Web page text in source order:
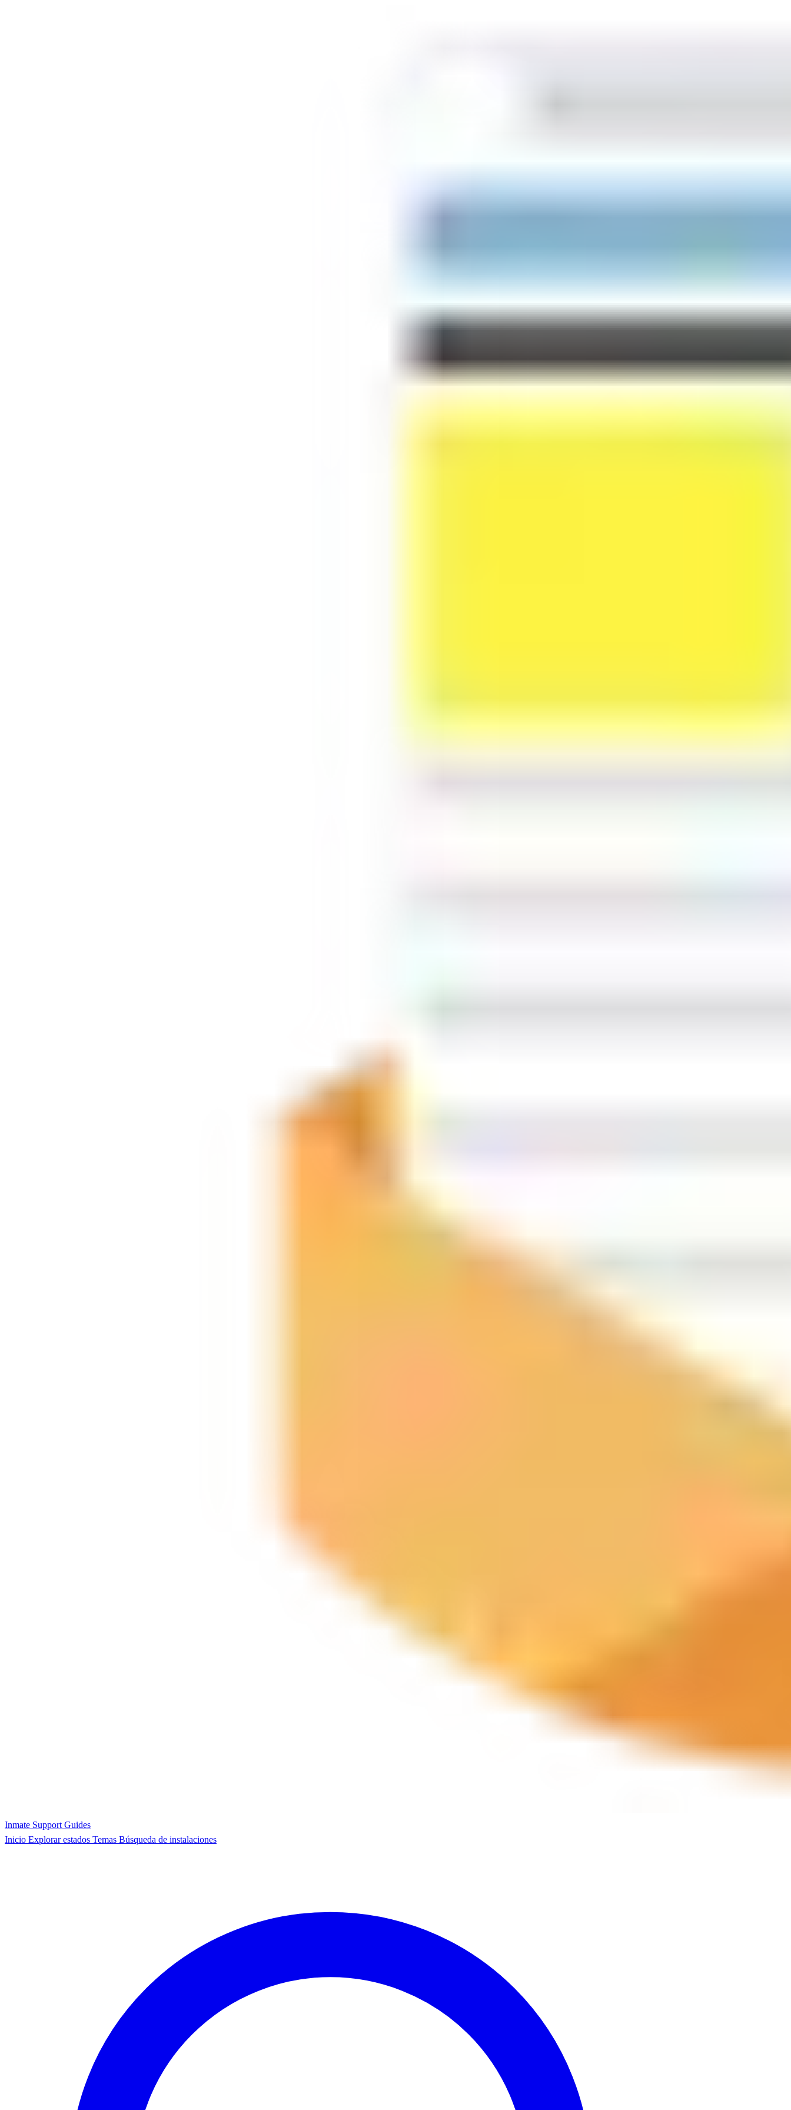
Inmate Support Guides
Inicio Explorar estados Temas Búsqueda de instalaciones